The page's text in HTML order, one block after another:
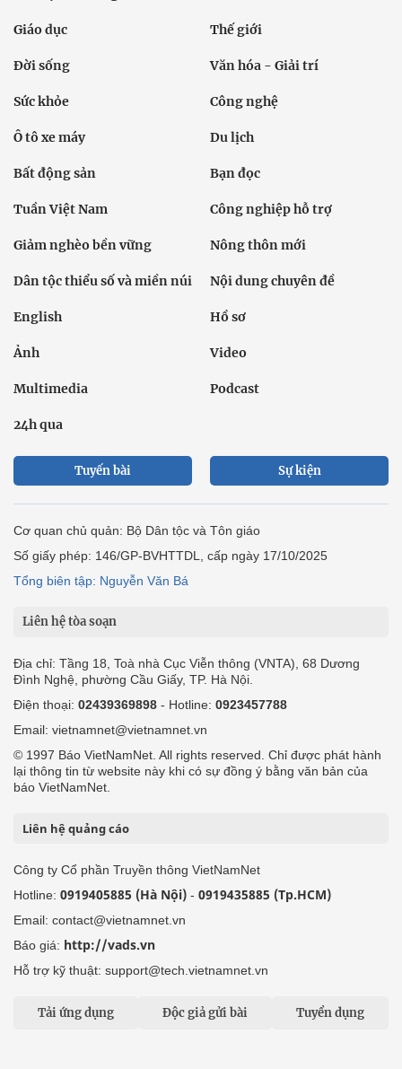
Giáo dục Thế giới
Đời sống Văn hóa - Giải trí
Sức khỏe Công nghệ
Ô tô xe máy Du lịch
Bất động sản Bạn đọc
Tuần Việt Nam Công nghiệp hỗ trợ
Giảm nghèo bền vững Nông thôn mới
Dân tộc thiểu số và miền núi Nội dung chuyên đề
English Hồ sơ
Ảnh Video
Multimedia Podcast
24h qua
Tuyến bài Sự kiện
Cơ quan chủ quản: Bộ Dân tộc và Tôn giáo
Số giấy phép: 146/GP-BVHTTDL, cấp ngày 17/10/2025
Tổng biên tập: Nguyễn Văn Bá
Liên hệ tòa soạn
Địa chỉ: Tầng 18, Toà nhà Cục Viễn thông (VNTA), 68 Dương
Đình Nghệ, phường Cầu Giấy, TP. Hà Nội.
Điện thoại: 02439369898 - Hotline: 0923457788
Email: vietnamnet@vietnamnet.vn
© 1997 Báo VietNamNet. All rights reserved. Chỉ được phát hành
lại thông tin từ website này khi có sự đồng ý bằng văn bản của
báo VietNamNet.
Liên hệ quảng cáo
Công ty Cổ phần Truyền thông VietNamNet
Hotline: 0919405885 (Hà Nội) - 0919435885 (Tp.HCM)
Email: contact@vietnamnet.vn
Báo giá: http://vads.vn
Hỗ trợ kỹ thuật: support@tech.vietnamnet.vn
Tải ứng dụng Độc giả gửi bài Tuyển dụng